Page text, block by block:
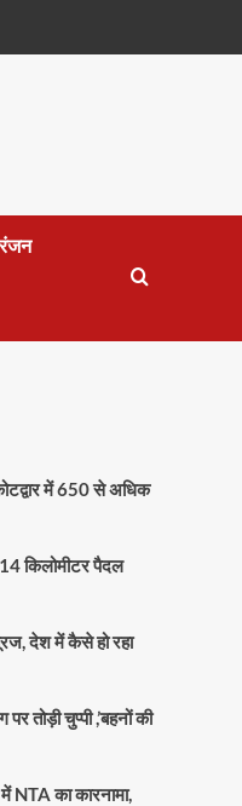
में 650 से अधिक
किलोमीटर पैदल
देश में कैसे हो रहा
तोड़ी चुप्पी ,’बहनों की
का कारनामा,